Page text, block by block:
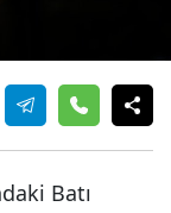
Batı